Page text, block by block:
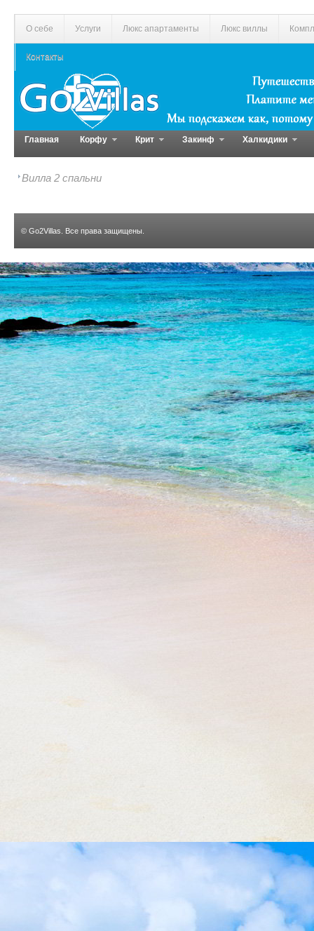
О себе Услуги Люкс апартаменты Люкс виллы
Контакты
Главная Корфу Крит Закинф Халкидики
Вилла 2 спальни
© Go2Villas . Все права защищены.